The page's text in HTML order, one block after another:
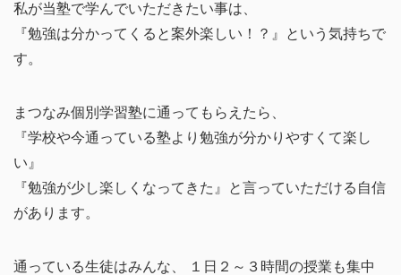
私が当塾で学んでいただきたい事は、
『勉強は分かってくると案外楽しい！？』という気持ちで
す。
まつなみ個別学習塾に通ってもらえたら、
『学校や今通っている塾より勉強が分かりやすくて楽し
い』
『勉強が少し楽しくなってきた』と言っていただける自信
があります。
通っている生徒はみんな、 １日２～３時間の授業も集中